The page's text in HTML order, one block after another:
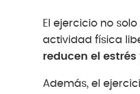
El ejercicio no
actividad física
reducen el estrés
Además, el